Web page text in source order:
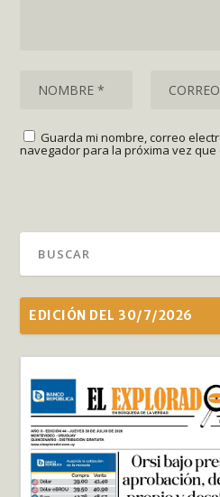
Guarda mi nombre, correo
navegador para la próxima vez que
EDICIÓN DEL 30/7/2026